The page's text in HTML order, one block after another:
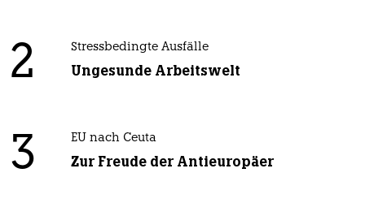
2 Stressbedingte Ausfälle
Ungesunde Arbeitswelt
3 EU nach Ceuta
Zur Freude der Antieuropäer